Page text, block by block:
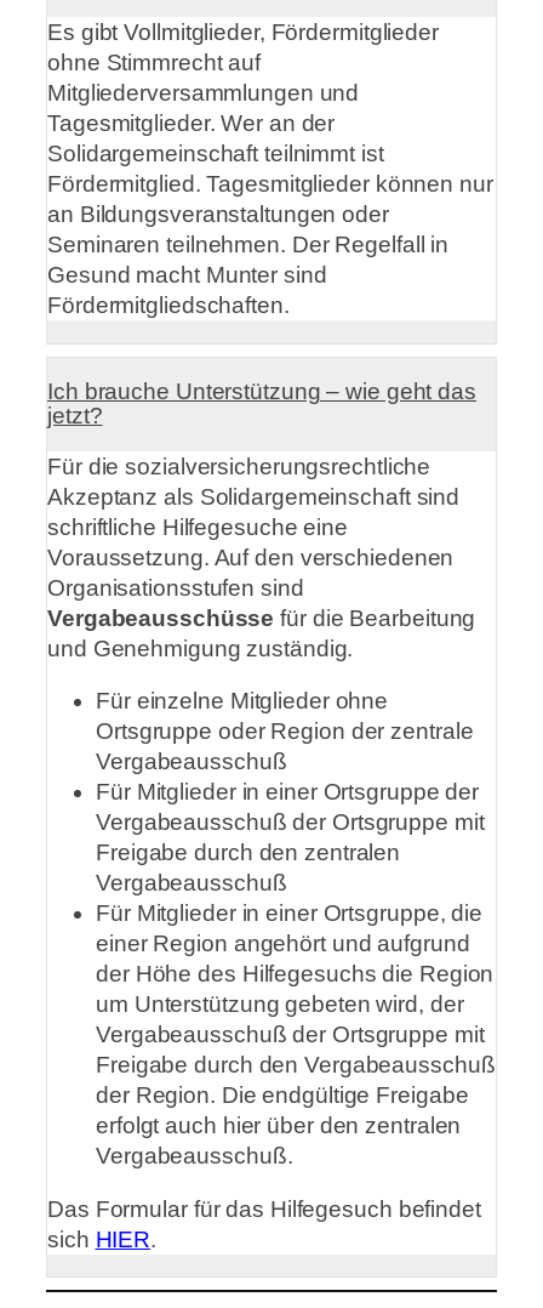
Es gibt Vollmitglieder, Fördermitglieder
ohne Stimmrecht auf
Mitgliederversammlungen und
Tagesmitglieder. Wer an der
Solidargemeinschaft teilnimmt ist
Fördermitglied. Tagesmitglieder können nur
an Bildungsveranstaltungen oder
Seminaren teilnehmen. Der Regelfall in
Gesund macht Munter sind
Fördermitgliedschaften.
Ich brauche Unterstützung – wie geht das
jetzt?
Für die sozialversicherungsrechtliche
Akzeptanz als Solidargemeinschaft sind
schriftliche Hilfegesuche eine
Voraussetzung. Auf den verschiedenen
Organisationsstufen sind
Vergabeausschüsse für die Bearbeitung
und Genehmigung zuständig.
Für einzelne Mitglieder ohne
Ortsgruppe oder Region der zentrale
Vergabeausschuß
Für Mitglieder in einer Ortsgruppe der
Vergabeausschuß der Ortsgruppe mit
Freigabe durch den zentralen
Vergabeausschuß
Für Mitglieder in einer Ortsgruppe, die
einer Region angehört und aufgrund
der Höhe des Hilfegesuchs die Region
um Unterstützung gebeten wird, der
Vergabeausschuß der Ortsgruppe mit
Freigabe durch den Vergabeausschuß
der Region. Die endgültige Freigabe
erfolgt auch hier über den zentralen
Vergabeausschuß.
Das Formular für das Hilfegesuch befindet
sich HIER.